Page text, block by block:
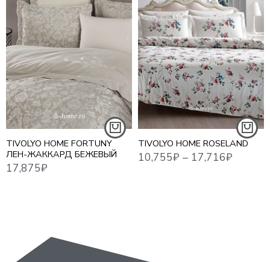
TIVOLYO HOME FORTUNY
ЛЕН-ЖАККАРД БЕЖЕВЫЙ
17,875₽
TIVOLYO HOME ROSELAND
10,755₽–17,716₽
1,5 СПАЛЬНЫЙ
ЕВРО СТАНДАРТ
СЕМЕЙНЫЙ